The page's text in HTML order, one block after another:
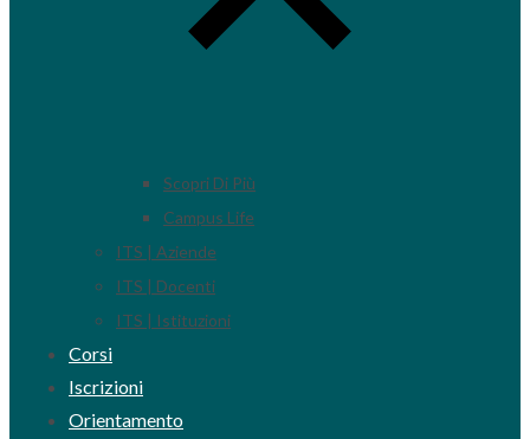
Scopri Di Più
Campus Life
ITS | Aziende
ITS | Docenti
ITS | Istituzioni
Corsi
Iscrizioni
Orientamento